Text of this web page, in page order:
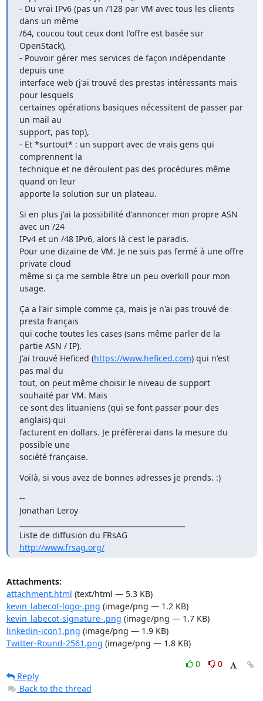
- Du vrai IPv6 (pas un /128 par VM avec tous les clients
dans un même
/64, coucou tout ceux dont l'offre est basée sur
OpenStack),
- Pouvoir gérer mes services de façon indépendante
depuis une
interface web (j'ai trouvé des prestas intéressants mais
pour lesquels
certaines opérations basiques nécessitent de passer par
un mail au
support, pas top),
- Et *surtout* : un support avec de vrais gens qui
comprennent la
technique et ne déroulent pas des procédures même
quand on leur
apporte la solution sur un plateau.
Si en plus j'ai la possibilité d'annoncer mon propre ASN
avec un /24
IPv4 et un /48 IPv6, alors là c'est le paradis.
Pour une dizaine de VM. Je ne suis pas fermé à une offre
private cloud
même si ça me semble être un peu overkill pour mon
usage.
Ça a l'air simple comme ça, mais je n'ai pas trouvé de
presta français
qui coche toutes les cases (sans même parler de la
partie ASN / IP).
J'ai trouvé Heficed (https://www.heficed.com) qui n'est
pas mal du
tout, on peut même choisir le niveau de support
souhaité par VM. Mais
ce sont des lituaniens (qui se font passer pour des
anglais) qui
facturent en dollars. Je préfèrerai dans la mesure du
possible une
société française.
Voilà, si vous avez de bonnes adresses je prends. :)
--
Jonathan Leroy
Liste de diffusion du FRsAG
http://www.frsag.org/
Attachments:
attachment.html (text/html — 5.3 KB)
kevin_labecot-logo-.png (image/png — 1.2 KB)
kevin_labecot-signature-.png (image/png — 1.7 KB)
linkedin-icon1.png (image/png — 1.9 KB)
Twitter-Round-2561.png (image/png — 1.8 KB)
0
0
Reply
Back to the thread